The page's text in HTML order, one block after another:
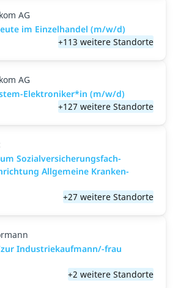
AG
im Einzelhandel (m/w/d)
+113 weitere Standorte
AG
Elektroniker*in (m/w/d)
+127 weitere Standorte
Sozial­versicher­ungs­fach­
All­gemeine Kranken­
+27 weitere Standorte
Industriekaufmann/-frau
+2 weitere Standorte